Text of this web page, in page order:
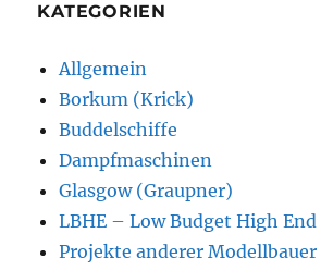
KATEGORIEN
Allgemein
Borkum (Krick)
Buddelschiffe
Dampfmaschinen
Glasgow (Graupner)
LBHE – Low Budget High End
Projekte anderer Modellbauer